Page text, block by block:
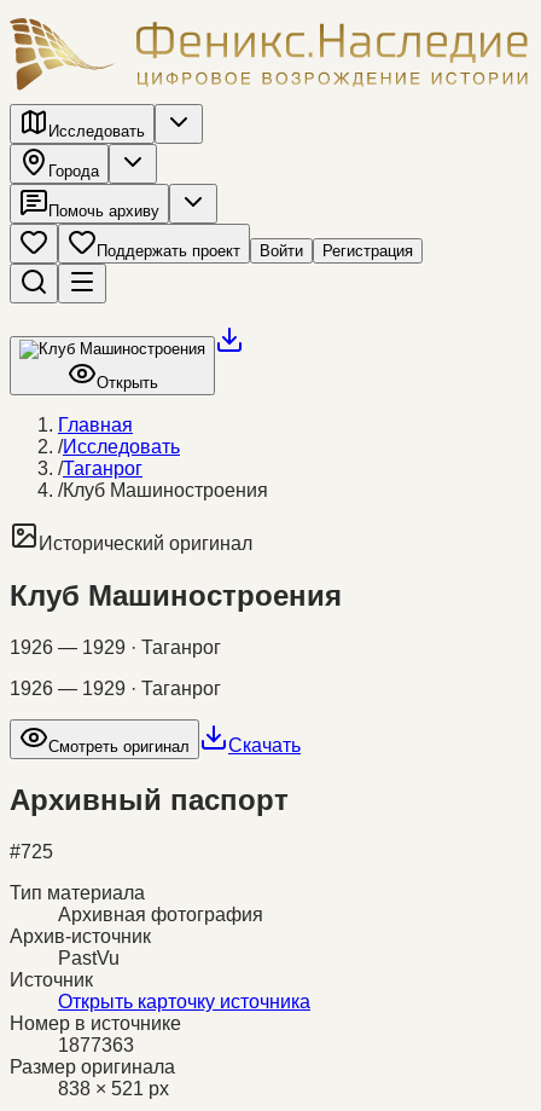
Исследовать
Города
Помочь архиву
Поддержать проект Войти Регистрация
Открыть
Главная
/Исследовать
/Таганрог
/Клуб Машиностроения
Исторический оригинал
Клуб Машиностроения
1926 — 1929 · Таганрог
1926 — 1929 · Таганрог
Смотреть оригинал Скачать
Архивный паспорт
#725
Тип материала
Архивная фотография
Архив-источник
PastVu
Источник
Открыть карточку источника
Номер в источнике
1877363
Размер оригинала
838 × 521 px